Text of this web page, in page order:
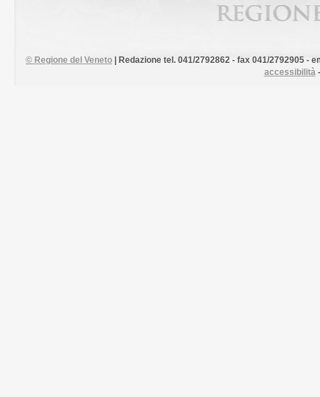
© Regione del Veneto
| Redazione tel. 041/2792862 - fax 041/2792905 -
accessibilità